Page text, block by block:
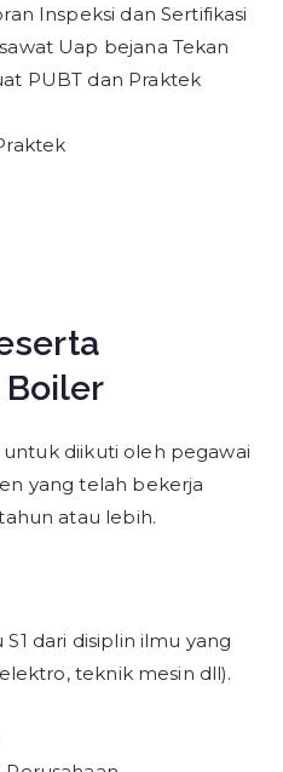
Inspeksi dan Sertifikasi
Uap bejana Tekan
PUBT dan Praktek
diikuti oleh pegawai
yang telah bekerja
atau lebih.
dari disiplin ilmu yang
teknik mesin dll).